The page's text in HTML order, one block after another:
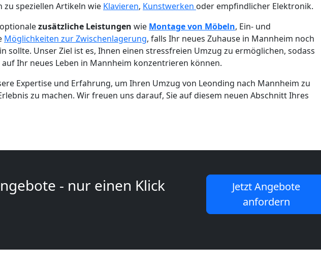
zu speziellen Artikeln wie Klavieren, Kunstwerken oder empfindlicher Elektronik.
zusätzliche Leistungen wie Montage von Möbeln, Ein- und
Möglichkeiten zur Zwischenlagerung, falls Ihr neues Zuhause in Mannheim noch
sollte. Unser Ziel ist es, Ihnen einen stressfreien Umzug zu ermöglichen, sodass
auf Ihr neues Leben in Mannheim konzentrieren können.
Expertise und Erfahrung, um Ihren Umzug von Leonding nach Mannheim zu
zu machen. Wir freuen uns darauf, Sie auf diesem neuen Abschnitt Ihres
- nur einen Klick
Jetzt Angebote
anfordern